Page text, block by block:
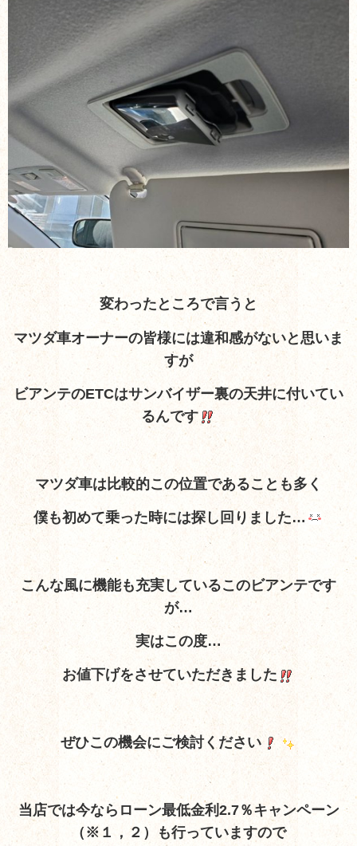
変わったところで言うと
マツダ車オーナーの皆様には違和感がないと思いま
すが
ビアンテのETCはサンバイザー裏の天井に付いてい
るんです
マツダ車は比較的この位置であることも多く
僕も初めて乗った時には探し回りました…
こんな風に機能も充実しているこのビアンテです
が…
実はこの度…
お値下げをさせていただきました
ぜひこの機会にご検討ください
当店では今ならローン最低金利2.7％キャンペーン
（※１，２）も行っていますので